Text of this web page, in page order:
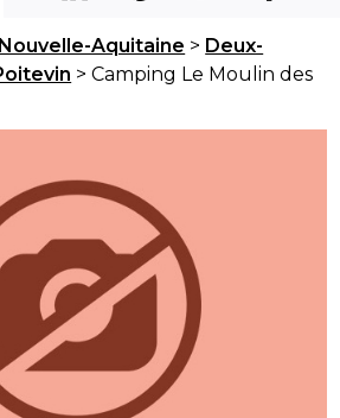
Nouvelle-Aquitaine > Deux-
> Camping Le Moulin des